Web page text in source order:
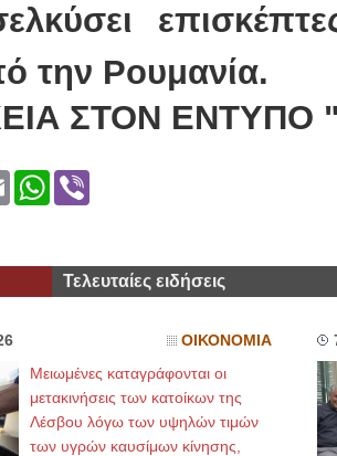
την Ρουμανία.
ΣΤΟΝ ΕΝΤΥΠΟ
EmailWhatsApp
Τελευταίες ειδήσεις
ΟΙΚΟΝΟΜΙΑ
Μειωμένες καταγράφονται οι
μετακινήσεις των κατοίκων της
Λέσβου λόγω των υψηλών τιμών
των υγρών καυσίμων κίνησης,